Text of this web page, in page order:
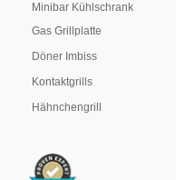
Minibar Kühlschrank
Gas Grillplatte
Döner Imbiss
Kontaktgrills
Hähnchengrill